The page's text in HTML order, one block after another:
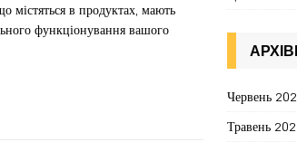
містяться в продуктах, мають
функціонування вашого
Червень
Травень